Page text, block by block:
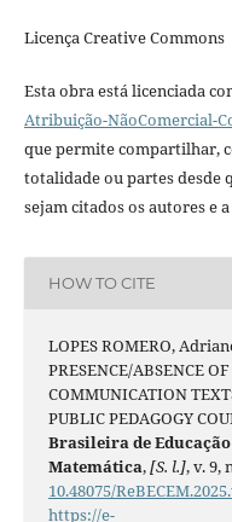
Licença Creative Commons
Esta obra está licenciada
Atribuição-NãoComercial-
que permite compartilhar,
totalidade ou partes desde
sejam citados os autores e
HOW TO CITE
LOPES ROMERO,
PRESENCE/ABSENCE
COMMUNICATION
PUBLIC PEDAGOGY
Brasileira de
Matemática,[S. l.], v. 9,
10.48075/
https://e-